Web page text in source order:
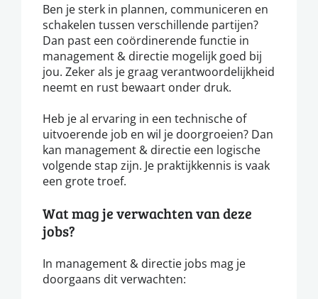
Ben je sterk in plannen, communiceren en
schakelen tussen verschillende partijen?
Dan past een coördinerende functie in
management & directie mogelijk goed bij
jou. Zeker als je graag verantwoordelijkheid
neemt en rust bewaart onder druk.
Heb je al ervaring in een technische of
uitvoerende job en wil je doorgroeien? Dan
kan management & directie een logische
volgende stap zijn. Je praktijkkennis is vaak
een grote troef.
Wat mag je verwachten van deze
jobs?
In management & directie jobs mag je
doorgaans dit verwachten: